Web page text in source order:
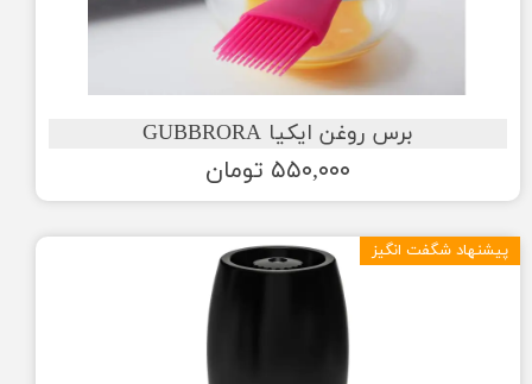
برس روغن ایکیا GUBBRORA
۵۵۰,۰۰۰ تومان
پیشنهاد شگفت انگیز